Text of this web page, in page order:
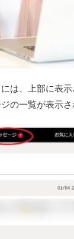
は、上部に表
の一覧が表示さ